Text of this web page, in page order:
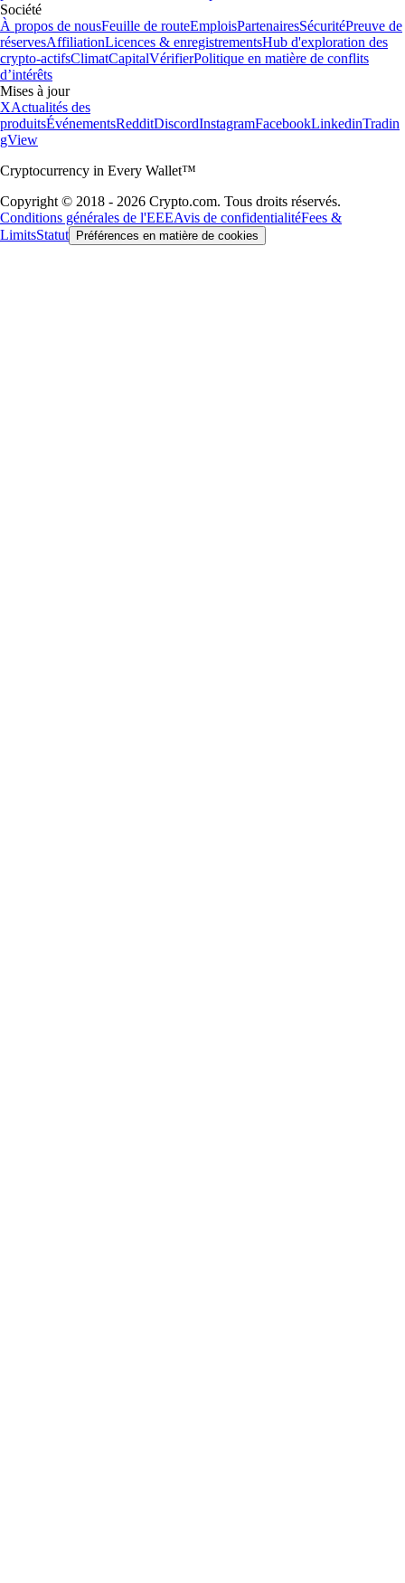
Société
À propos de nousFeuille de routeEmploisPartenairesSécuritéPreuve de
réservesAffiliationLicences & enregistrementsHub d'exploration des
crypto-actifsClimatCapitalVérifierPolitique en matière de conflits
d’intérêts
Mises à jour
XActualités des
produitsÉvénementsRedditDiscordInstagramFacebookLinkedinTradin
gView
Cryptocurrency in Every Wallet™
Copyright © 2018 - 2026 Crypto.com. Tous droits réservés.
Conditions générales de l'EEEAvis de confidentialitéFees &
LimitsStatut Préférences en matière de cookies